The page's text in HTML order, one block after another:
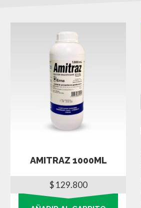
AMITRAZ 1000ML
$129.800